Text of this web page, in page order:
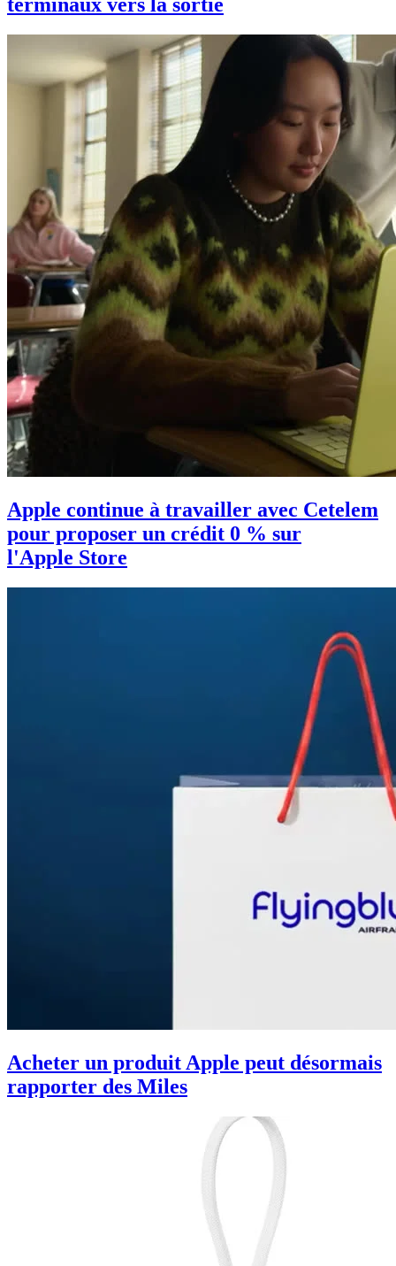
Apple continue à travailler avec Cetelem
pour proposer un crédit 0 % sur
l'Apple Store
Acheter un produit Apple peut désormais
rapporter des Miles